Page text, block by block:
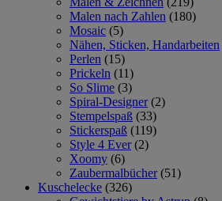
Malen nach Zahlen (180)
Mosaic (5)
Nähen, Sticken, Handarbeiten
Perlen (15)
Prickeln (11)
So Slime (3)
Spiral-Designer (2)
Stempelspaß (33)
Stickerspaß (119)
Style 4 Ever (2)
Xoomy (6)
Zaubermalbücher (51)
Kuschelecke (326)